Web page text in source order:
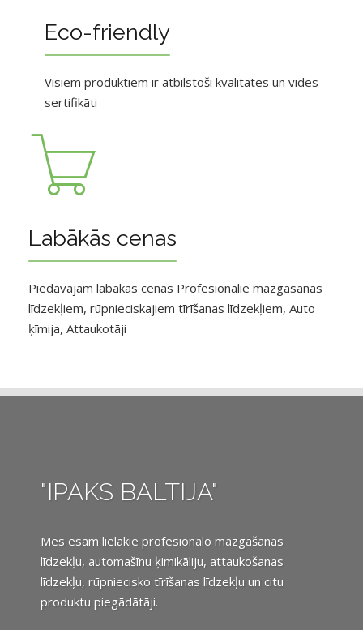
Eco-friendly
Visiem produktiem ir atbilstoši kvalitātes un vides
sertifikāti
Labākās cenas
Piedāvājam labākās cenas Profesionālie mazgāsanas
līdzekļiem, rūpnieciskajiem tīrīšanas līdzekļiem, Auto
ķīmija, Attaukotāji
"IPAKS BALTIJA"
Mēs esam lielākie profesionālo mazgāšanas
līdzekļu, automašīnu ķimikāliju, attaukošanas
līdzekļu, rūpniecisko tīrīšanas līdzekļu un citu
produktu piegādātāji.